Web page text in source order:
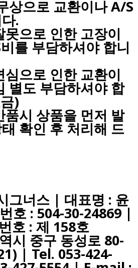
상으로 교환이나 A/S
.
으로 인한 고장이
를 부담하셔야 합니
으로 인한 교환이
별도 부담하셔야 합
)
시 상품을 먼저 발
확인 후 처리해 드
그너스 | 대표명 : 윤
호 : 504-30-24869 |
호 : 제 158호
시 중구 동성로 80-
| Tel. 053-424-